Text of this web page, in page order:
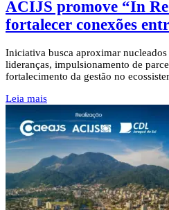
ACIJS promove “In
fortalecer conexões
Iniciativa busca aproximar nucleados
lideranças, impulsionamento de
fortalecimento da gestão no
Leia mais